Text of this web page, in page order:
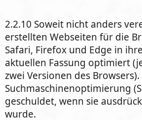
2.2.10 Soweit nicht anders
erstellten Webseiten für die
Safari, Firefox und Edge in
aktuellen Fassung optimiert
zwei Versionen des Browsers).
Suchmaschinenoptimierung
geschuldet, wenn sie
wurde.